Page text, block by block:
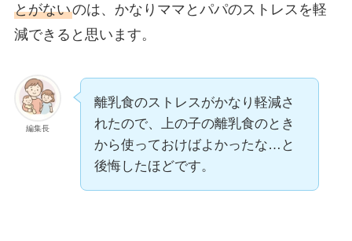
とがないのは、かなりママとパパのストレスを軽
減できると思います。
編集長
離乳食のストレスがかなり軽減さ
れたので、上の子の離乳食のとき
から使っておけばよかったな…と
後悔したほどです。